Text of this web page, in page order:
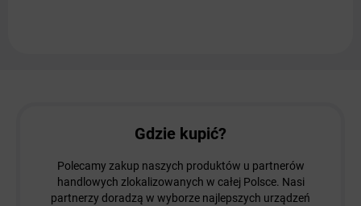
Gdzie kupić?
Polecamy zakup naszych produktów u partnerów
handlowych zlokalizowanych w całej Polsce. Nasi
partnerzy doradzą w wyborze najlepszych urządzeń